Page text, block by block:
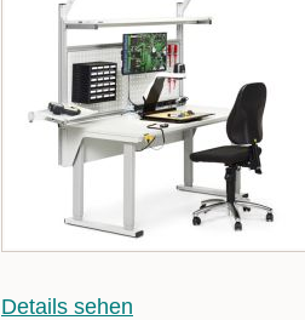
Details sehen